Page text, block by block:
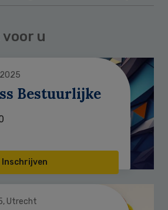
u
Bestuurlijke
Inschrijven
Utrecht